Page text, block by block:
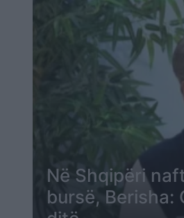
Në Shqipëri
bursë, Berisha: